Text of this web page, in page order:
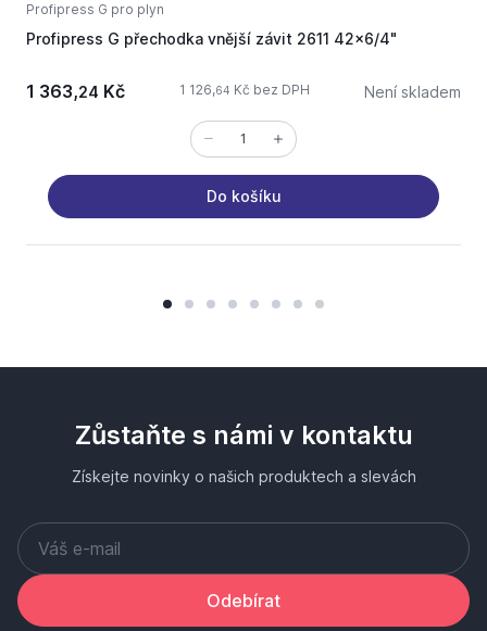
Profipress G pro plyn
Profipress G přechodka vnější závit 2611 42x6/4"
1 363,24 Kč 1 126,64 Kč bez DPH Není skladem
Do košíku
Zůstaňte s námi v kontaktu
Získejte novinky o našich produktech a slevách
Odebírat